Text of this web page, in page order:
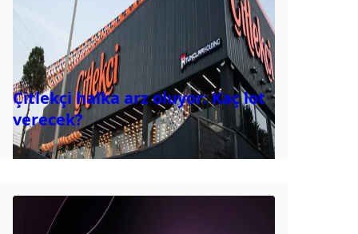
Çitlekçi halka arz oluyor: Kaç lot
verecek?